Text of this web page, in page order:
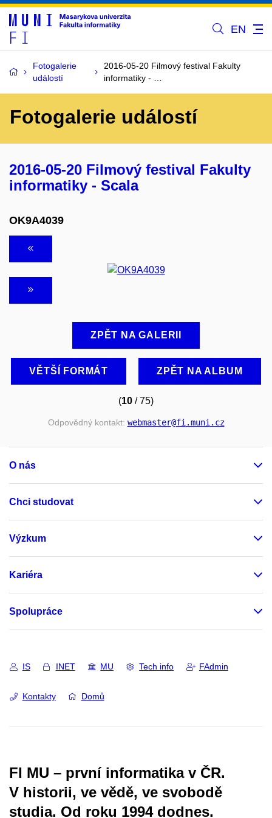
EN
Fotogalerie
událostí
2016-05-20 Filmový festival Fakulty
informatiky - …
Fotogalerie událostí
2016-05-20 Filmový festival Fakulty
informatiky - Scala
OK9A4039
ZPĚT NA GALERII
VĚTŠÍ FORMÁT ZPĚT NA ALBUM
(10 / 75)
Odpovědný kontakt: webmaster@fi.muni.cz
O nás
Chci studovat
Výzkum
Kariéra
Spolupráce
IS INET MU Tech info FAdmin
Kontakty Domů
FI MU – první informatika v ČR.
V historii, ve vědě, ve svobodě
studia. Od roku 1994 dodnes.